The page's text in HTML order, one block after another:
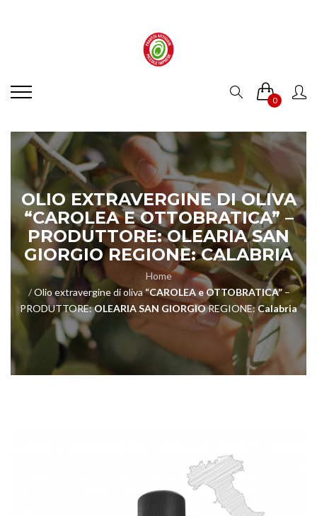
0
OLIO EXTRAVERGINE DI OLIVA
“CAROLEA E OTTOBRATICA” –
PRODUTTORE:OLEARIA SAN
GIORGIOREGIONE:CALABRIA
Home
Olio extravergine di oliva“CAROLEA e OTTOBRATICA”–
PRODUTTORE:OLEARIA SAN GIORGIOREGIONE:Calabria